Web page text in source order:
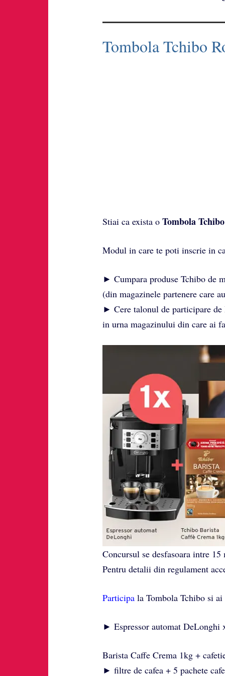
Tombola Tchibo
Stiai ca exista o Tombola Tchibo
Modul in care te poti inscrie in
► Cumpara produse Tchibo de
(din magazinele partenere care
► Cere talonul de participare
in urna magazinului din care ai
Concursul se desfasoara intre
Pentru detalii din regulament
Participala Tombola Tchibo si ai
► Espressor automat DeLonghi
Barista Caffe Crema 1kg +
► filtre de cafea + 5 pachete